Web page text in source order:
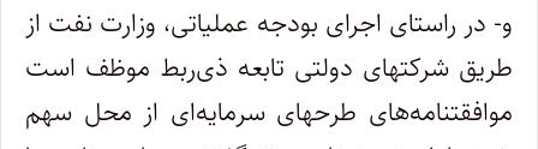
و- در راستای اجرای بودجه عملیاتی، وزارت نفت از
طریق شرکتهای دولتی تابعه ذی‌ربط موظف است
موافقتنامه‌های طرحهای سرمایه‌ای از محل سهم